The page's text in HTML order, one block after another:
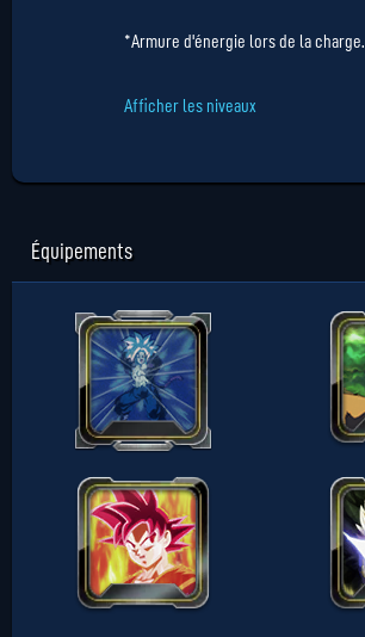
*Armure d'énergie lors de la charge.
Afficher les niveaux
Équipements